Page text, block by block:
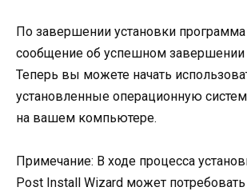
По завершении установки
сообщение об успешном завершении
Теперь вы можете начать
установленные операционную
на вашем компьютере.
Примечание: В ходе процесса
Post Install Wizard может потребовать